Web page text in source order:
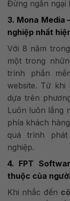
Đừng ngần ngại
3. Mona Media
nghiệp nhất
Với 8 năm
một trong
trình phần
website. Từ
dựa trên
Luôn luôn lắng
phía khách
quá trình
nghiệp.
4. FPT
thuộc của
Khi nhắc đến